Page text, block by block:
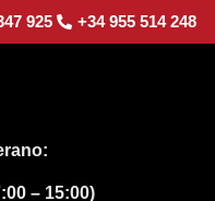
925 +34 955 514 248
– 15:00)